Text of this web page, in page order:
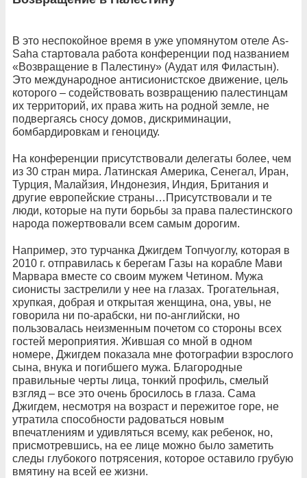
В это неспокойное время в уже упомянутом отеле As-
Saha стартовала работа конференции под названием
«Возвращение в Палестину» (Аудат иля Филастын).
Это международное антисионистское движение, цель
которого – содействовать возвращению палестинцам
их территорий, их права жить на родной земле, не
подвергаясь сносу домов, дискриминации,
бомбардировкам и геноциду.
На конференции присутствовали делегаты более, чем
из 30 стран мира. Латинская Америка, Сенегал, Иран,
Турция, Малайзия, Индонезия, Индия, Британия и
другие европейские страны…Присутствовали и те
люди, которые на пути борьбы за права палестинского
народа пожертвовали всем самым дорогим.
Например, это турчанка Джигдем Топчуоглу, которая в
2010 г. отправилась к берегам Газы на корабле Мави
Марвара вместе со своим мужем Четином. Мужа
сионисты застрелили у нее на глазах. Трогательная,
хрупкая, добрая и открытая женщина, она, увы, не
говорила ни по-арабски, ни по-английски, но
пользовалась неизменным почетом со стороны всех
гостей мероприятия. Жившая со мной в одном
номере, Джигдем показала мне фотографии взрослого
сына, внука и погибшего мужа. Благородные
правильные черты лица, тонкий профиль, смелый
взгляд – все это очень бросилось в глаза. Сама
Джигдем, несмотря на возраст и пережитое горе, не
утратила способности радоваться новым
впечатлениям и удивляться всему, как ребенок, но,
присмотревшись, на ее лице можно было заметить
следы глубокого потрясения, которое оставило грубую
вмятину на всей ее жизни.